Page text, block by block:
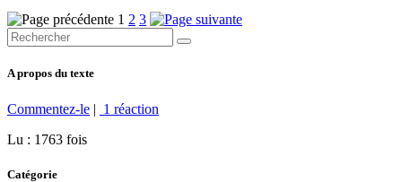
1 2 3
A propos du texte
Commentez-le | 1 réaction
Lu : 1763 fois
Catégorie